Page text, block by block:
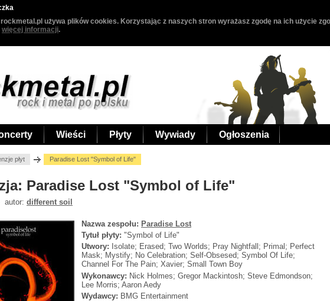
używa plików cookies. Korzystając z naszych stron wyrażasz zgodę na ich użycie
więcej informacji.
Wieści Płyty Wywiady Ogłoszenia
płyt Paradise Lost "Symbol of Life"
Paradise Lost "Symbol of Life"
autor: different soil
Nazwa zespołu: Paradise Lost
Tytuł płyty: "Symbol of Life"
Utwory: Isolate; Erased; Two Worlds; Pray Nightfall; Primal; Perfect
Mask; Mystify; No Celebration; Self-Obsesed; Symbol Of Life;
Channel For The Pain; Xavier; Small Town Boy
Wykonawcy: Nick Holmes; Gregor Mackintosh; Steve Edmondson;
Lee Morris; Aaron Aedy
Wydawcy: BMG Entertainment